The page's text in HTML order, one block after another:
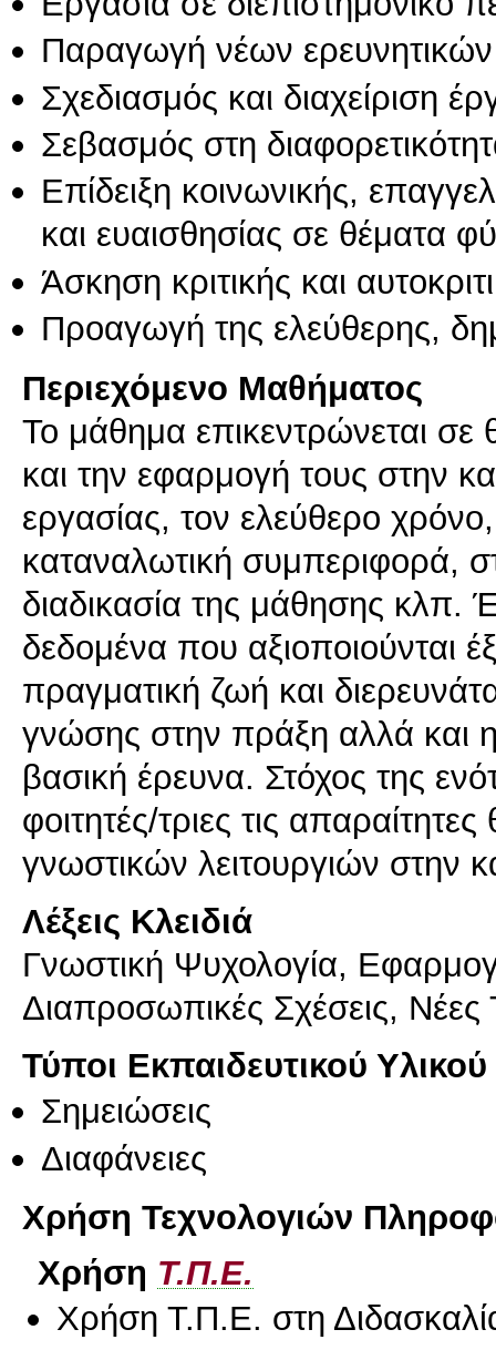
Παραγωγή νέων
Σχεδιασμός και διαχείριση
Σεβασμός στη
Επίδειξη κοινωνικής,
και ευαισθησίας σε θέματα
Άσκηση κριτικής και
Προαγωγή της ελεύθερης,
Περιεχόμενο Μαθήματος
Το μάθημα επικεντρώνεται σε
και την εφαρμογή τους στην
εργασίας, τον ελεύθερο
καταναλωτική συμπεριφορά,
διαδικασία της μάθησης κλπ.
δεδομένα που αξιοποιούνται
πραγματική ζωή και
γνώσης στην πράξη αλλά και
βασική έρευνα. Στόχος της
φοιτητές/τριες τις
Λέξεις Κλειδιά
Γνωστική Ψυχολογία,
Διαπροσωπικές Σχέσεις, Νέες
Τύποι Εκπαιδευτικού Υλικού
Σημειώσεις
Διαφάνειες
Χρήση Τεχνολογιών
Χρήση Τ.Π.Ε.
Χρήση Τ.Π.Ε. στη